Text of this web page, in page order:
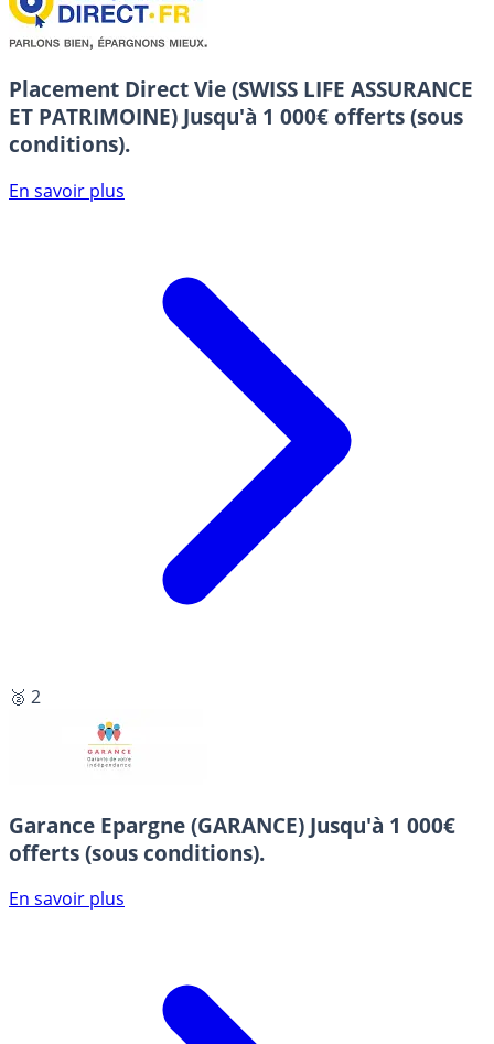
Placement Direct Vie (SWISS LIFE ASSURANCE
ET PATRIMOINE) Jusqu'à 1 000€ offerts (sous
conditions).
En savoir plus
🥈 2
Garance Epargne (GARANCE) Jusqu'à 1 000€
offerts (sous conditions).
En savoir plus